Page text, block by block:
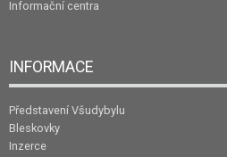
Informační centra
INFORMACE
Představení Všudybylu
Bleskovky
Inzerce